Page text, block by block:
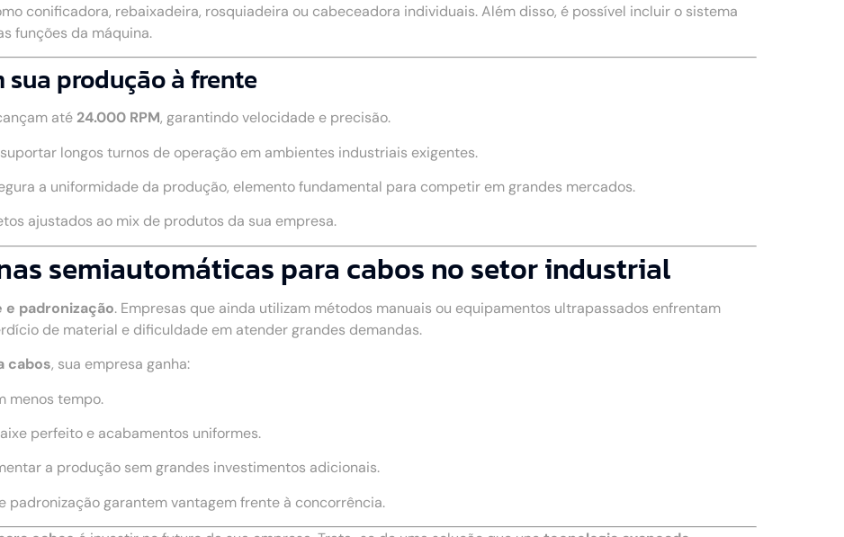
conificadora, rebaixadeira, rosquiadeira ou cabeceadora individuais. Além disso, é possível incluir o sistema
funções da máquina.
produção à frente
até 24.000 RPM, garantindo velocidade e precisão.
longos turnos de operação em ambientes industriais exigentes.
a uniformidade da produção, elemento fundamental para competir em grandes mercados.
ajustados ao mix de produtos da sua empresa.
semiautomáticas para cabos no setor industrial
e padronização. Empresas que ainda utilizam métodos manuais ou equipamentos ultrapassados enfrentam
de material e dificuldade em atender grandes demandas.
cabos, sua empresa ganha:
menos tempo.
perfeito e acabamentos uniformes.
a produção sem grandes investimentos adicionais.
padronização garantem vantagem frente à concorrência.